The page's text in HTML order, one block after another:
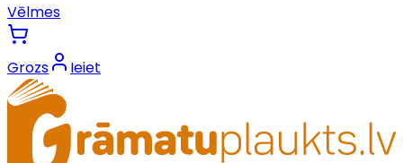
Vēlmes
Grozs Ieiet